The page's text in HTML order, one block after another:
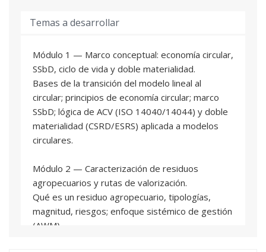
- Definir métricas, riesgos, escalabilidad y plan
Temas a desarrollar
Módulo 1 — Marco conceptual: economía circular,
SSbD, ciclo de vida y doble materialidad.
Bases de la transición del modelo lineal al
circular; principios de economía circular; marco
SSbD; lógica de ACV (ISO 14040/14044) y doble
materialidad (CSRD/ESRS) aplicada a modelos
circulares.
Módulo 2 — Caracterización de residuos
agropecuarios y rutas de valorización.
Qué es un residuo agropecuario, tipologías,
magnitud, riesgos; enfoque sistémico de gestión
(AWM),